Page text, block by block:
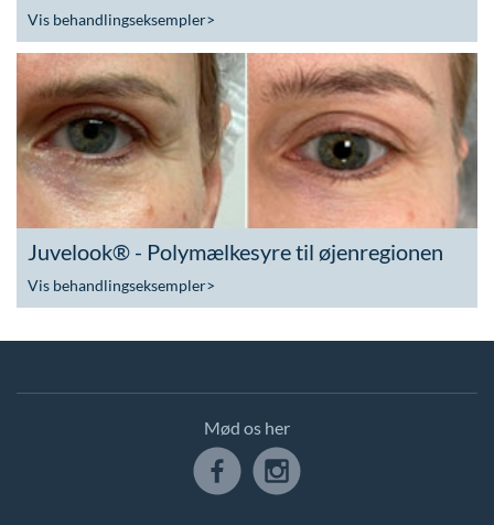
Vis behandlingseksempler>
Juvelook® - Polymælkesyre til øjenregionen
Vis behandlingseksempler>
Mød os her